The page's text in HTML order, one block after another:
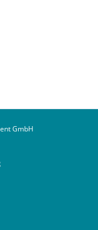
GmbH